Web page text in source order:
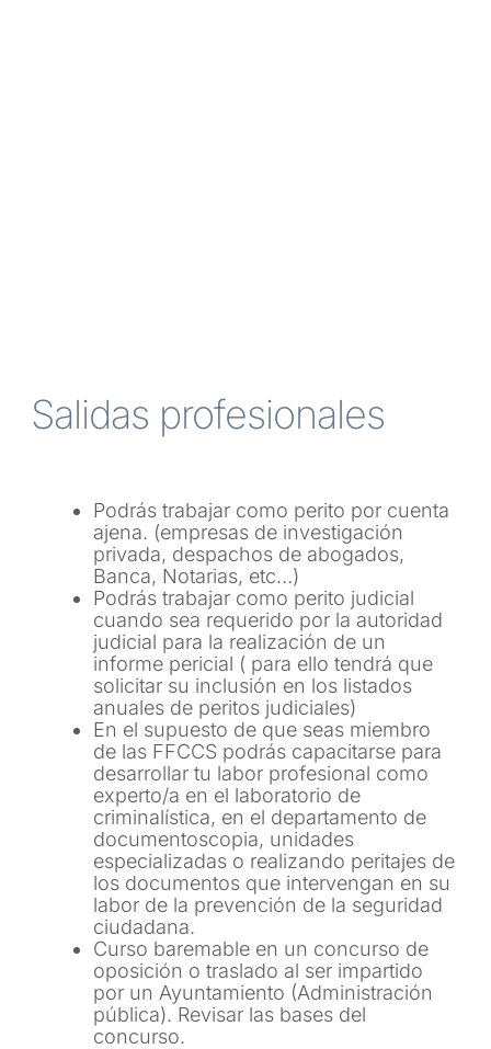
Salidas profesionales
Podrás trabajar como perito por cuenta
ajena. (empresas de investigación
privada, despachos de abogados,
Banca, Notarias, etc…)
Podrás trabajar como perito judicial
cuando sea requerido por la autoridad
judicial para la realización de un
informe pericial ( para ello tendrá que
solicitar su inclusión en los listados
anuales de peritos judiciales)
En el supuesto de que seas miembro
de las FFCCS podrás capacitarse para
desarrollar tu labor profesional como
experto/a en el laboratorio de
criminalística, en el departamento de
documentoscopia, unidades
especializadas o realizando peritajes de
los documentos que intervengan en su
labor de la prevención de la seguridad
ciudadana.
Curso baremable en un concurso de
oposición o traslado al ser impartido
por un Ayuntamiento (Administración
pública). Revisar las bases del
concurso.